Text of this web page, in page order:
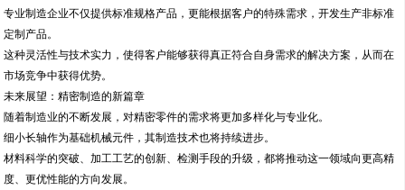
专业制造企业不仅提供标准规格产品，更能根据客户的特殊需求，开发生产非标准
定制产品。
这种灵活性与技术实力，使得客户能够获得真正符合自身需求的解决方案，从而在
市场竞争中获得优势。
未来展望：精密制造的新篇章
随着制造业的不断发展，对精密零件的需求将更加多样化与专业化。
细小长轴作为基础机械元件，其制造技术也将持续进步。
材料科学的突破、加工工艺的创新、检测手段的升级，都将推动这一领域向更高精
度、更优性能的方向发展。